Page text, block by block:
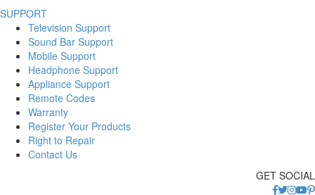
SUPPORT
Television Support
Sound Bar Support
Mobile Support
Headphone Support
Appliance Support
Remote Codes
Warranty
Register Your Products
Right to Repair
Contact Us
GET SOCIAL